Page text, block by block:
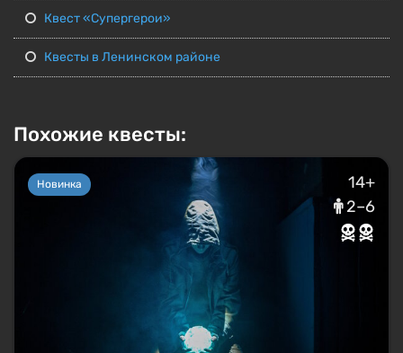
Квест «Супергерои»
Квесты в Ленинском районе
Похожие квесты:
Новинка
14+
2–6